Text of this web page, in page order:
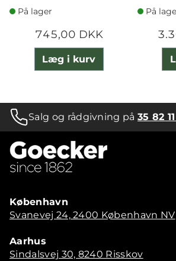
På lager
745,00 DKK
Læg i kurv
På
Salg og rådgivning på35 82
København
Svanevej 24, 2400 København NV
Aarhus
Sindalsvej 30, 8240 Risskov